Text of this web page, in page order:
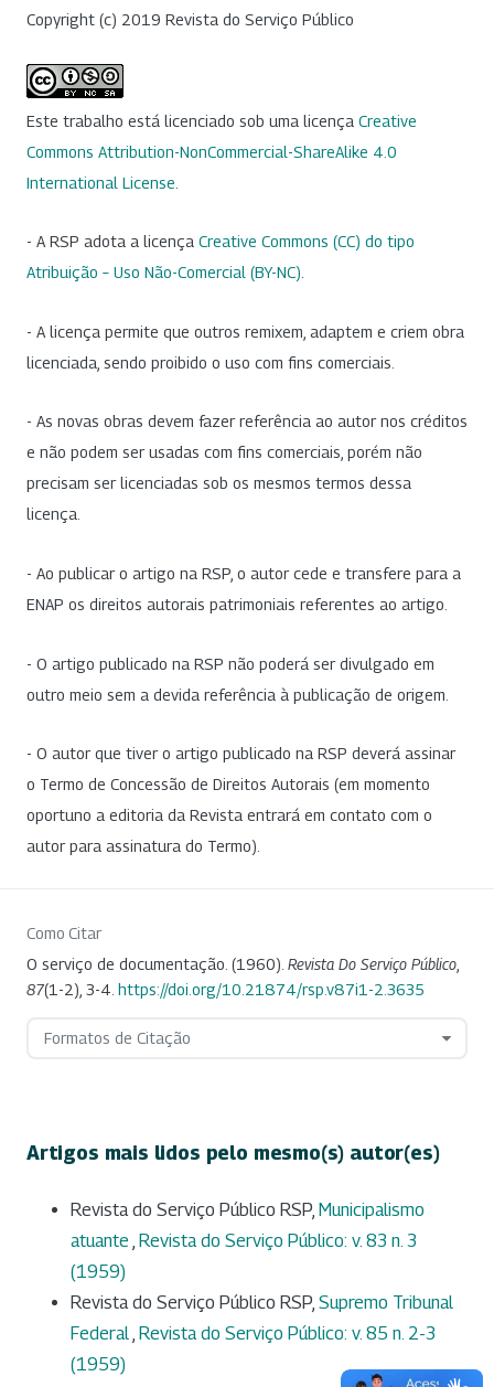
Copyright (c) 2019 Revista do Serviço Público
Este trabalho está licenciado sob uma licença Creative
Commons Attribution-NonCommercial-ShareAlike 4.0
International License
- A RSP adota a licença Creative Commons (CC) do tipo
Atribuição – Uso Não-Comercial (BY-NC)
- A licença permite que outros remixem, adaptem e criem obra
licenciada, sendo proibido o uso com fins comerciais.
- As novas obras devem fazer referência ao autor nos créditos
e não podem ser usadas com fins comerciais, porém não
precisam ser licenciadas sob os mesmos termos dessa
licença.
- Ao publicar o artigo na RSP, o autor cede e transfere para a
ENAP os direitos autorais patrimoniais referentes ao artigo.
- O artigo publicado na RSP não poderá ser divulgado em
outro meio sem a devida referência à publicação de origem.
- O autor que tiver o artigo publicado na RSP deverá assinar
o Termo de Concessão de Direitos Autorais (em momento
oportuno a editoria da Revista entrará em contato com o
autor para assinatura do Termo).
Como Citar
O serviço de documentação. (1960). Revista Do Serviço Público
87(1-2), 3-4. https://doi.org/10.21874/rsp.v87i1-2.3635
Formatos de Citação
Artigos mais lidos pelo mesmo(s) autor(es)
Revista do Serviço Público RSP, Municipalismo
atuante Revista do Serviço Público: v. 83 n. 3
(1959)
Revista do Serviço Público RSP, Supremo Tribunal
Federal Revista do Serviço Público: v. 85 n. 2-3
(1959)